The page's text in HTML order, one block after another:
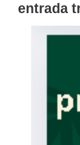
entrada